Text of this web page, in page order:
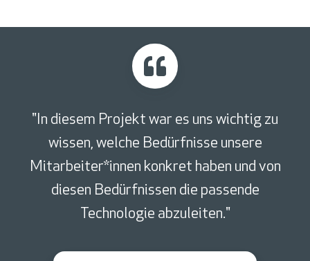
"In diesem Projekt war es uns wichtig zu
wissen, welche Bedürfnisse unsere
Mitarbeiter*innen konkret haben und von
diesen Bedürfnissen die passende
Technologie abzuleiten."